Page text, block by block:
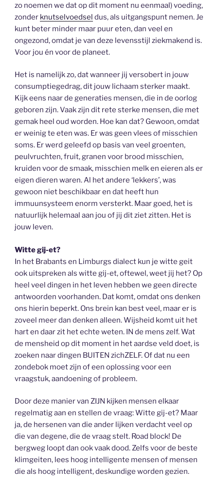
zo noemen we dat op dit moment nu eenmaal) voeding,
zonder knutselvoedsel dus, als uitgangspunt nemen. Je
kunt beter minder maar puur eten, dan veel en
ongezond, omdat je van deze levensstijl ziekmakend is.
Voor jou én voor de planeet.
Het is namelijk zo, dat wanneer jij versobert in jouw
consumptiegedrag, dit jouw lichaam sterker maakt.
Kijk eens naar de generaties mensen, die in de oorlog
geboren zijn. Vaak zijn dit rete sterke mensen, die met
gemak heel oud worden. Hoe kan dat? Gewoon, omdat
er weinig te eten was. Er was geen vlees of misschien
soms. Er werd geleefd op basis van veel groenten,
peulvruchten, fruit, granen voor brood misschien,
kruiden voor de smaak, misschien melk en eieren als er
eigen dieren waren. Al het andere ‘lekkers’, was
gewoon niet beschikbaar en dat heeft hun
immuunsysteem enorm versterkt. Maar goed, het is
natuurlijk helemaal aan jou of jij dit ziet zitten. Het is
jouw leven.
Witte gij-et?
In het Brabants en Limburgs dialect kun je witte geit
ook uitspreken als witte gij-et, oftewel, weet jij het? Op
heel veel dingen in het leven hebben we geen directe
antwoorden voorhanden. Dat komt, omdat ons denken
ons hierin beperkt. Ons brein kan best veel, maar er is
zoveel meer dan denken alleen. Wijsheid komt uit het
hart en daar zit het echte weten. IN de mens zelf. Wat
de mensheid op dit moment in het aardse veld doet, is
zoeken naar dingen BUITEN zichZELF. Of dat nu een
zondebok moet zijn of een oplossing voor een
vraagstuk, aandoening of probleem.
Door deze manier van ZIJN kijken mensen elkaar
regelmatig aan en stellen de vraag: Witte gij-et? Maar
ja, de hersenen van die ander lijken verdacht veel op
die van degene, die de vraag stelt. Road block! De
bergweg loopt dan ook vaak dood. Zelfs voor de beste
klimgeiten, lees hoog intelligente mensen of mensen
die als hoog intelligent, deskundige worden gezien.